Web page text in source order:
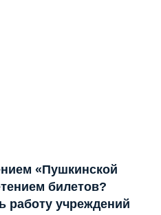
«Пушкинской
билетов?
работу учреждений